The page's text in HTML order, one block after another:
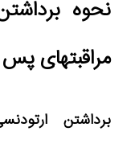
نحوه
مراقبتهای پس
برداشتن